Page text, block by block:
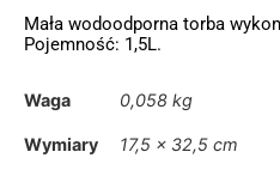
Mała wodoodporna torba
Pojemność: 1,5L.
Waga 0,058 kg
Wymiary 17,5 × 32,5 cm